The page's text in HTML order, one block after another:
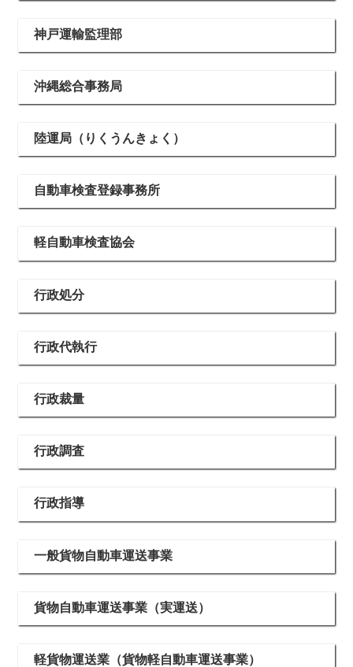
神戸運輸監理部
沖縄総合事務局
陸運局（りくうんきょく）
自動車検査登録事務所
軽自動車検査協会
行政処分
行政代執行
行政裁量
行政調査
行政指導
一般貨物自動車運送事業
貨物自動車運送事業（実運送）
軽貨物運送業（貨物軽自動車運送事業）